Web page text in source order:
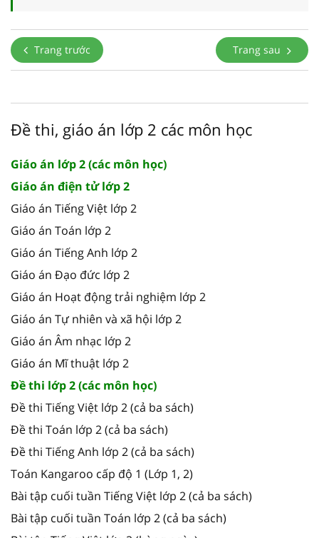
Trang trước Trang sau
Đề thi, giáo án lớp 2 các môn học
Giáo án lớp 2 (các môn học)
Giáo án điện tử lớp 2
Giáo án Tiếng Việt lớp 2
Giáo án Toán lớp 2
Giáo án Tiếng Anh lớp 2
Giáo án Đạo đức lớp 2
Giáo án Hoạt động trải nghiệm lớp 2
Giáo án Tự nhiên và xã hội lớp 2
Giáo án Âm nhạc lớp 2
Giáo án Mĩ thuật lớp 2
Đề thi lớp 2 (các môn học)
Đề thi Tiếng Việt lớp 2 (cả ba sách)
Đề thi Toán lớp 2 (cả ba sách)
Đề thi Tiếng Anh lớp 2 (cả ba sách)
Toán Kangaroo cấp độ 1 (Lớp 1, 2)
Bài tập cuối tuần Tiếng Việt lớp 2 (cả ba sách)
Bài tập cuối tuần Toán lớp 2 (cả ba sách)